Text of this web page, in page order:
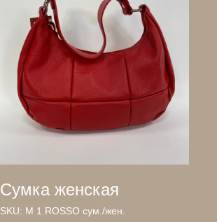
Сумка женская
SKU: М 1 ROSSO сум./жен.